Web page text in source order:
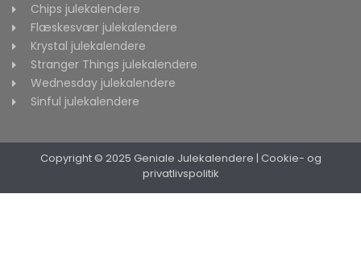
Chips julekalendere
Flæskesvær julekalendere
Krystal julekalendere
Stranger Things julekalendere
Wednesday julekalendere
Sinful julekalendere
Copyright © 2025 Geniale Julekalendere | Cookie- og
privatlivspolitik